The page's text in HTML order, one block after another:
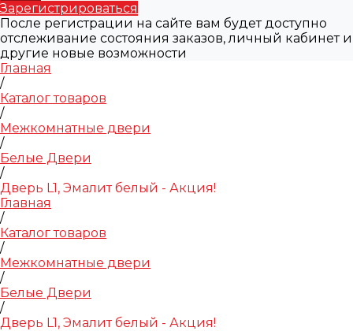
Зарегистрироваться
После регистрации на сайте вам будет доступно
отслеживание состояния заказов, личный кабинет и
другие новые возможности
Главная
/
Каталог товаров
/
Межкомнатные двери
/
Белые Двери
/
Дверь L1, Эмалит белый - Акция!
Главная
/
Каталог товаров
/
Межкомнатные двери
/
Белые Двери
/
Дверь L1, Эмалит белый - Акция!